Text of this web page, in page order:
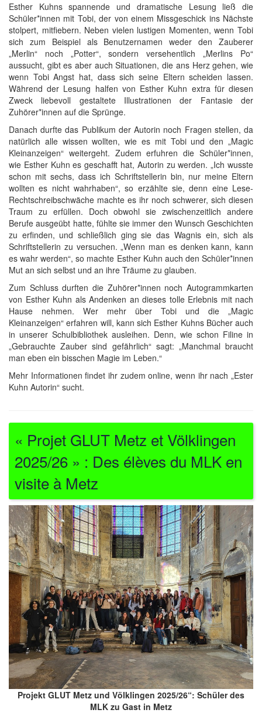
Esther Kuhns spannende und dramatische Lesung ließ die
Schüler*innen mit Tobi, der von einem Missgeschick ins Nächste
stolpert, mitfiebern. Neben vielen lustigen Momenten, wenn Tobi
sich zum Beispiel als Benutzernamen weder den Zauberer
„Merlin“ noch „Potter“, sondern versehentlich „Merlins Po“
aussucht, gibt es aber auch Situationen, die ans Herz gehen, wie
wenn Tobi Angst hat, dass sich seine Eltern scheiden lassen.
Während der Lesung halfen von Esther Kuhn extra für diesen
Zweck liebevoll gestaltete Illustrationen der Fantasie der
Zuhörer*innen auf die Sprünge.
Danach durfte das Publikum der Autorin noch Fragen stellen, da
natürlich alle wissen wollten, wie es mit Tobi und den „Magic
Kleinanzeigen“ weitergeht. Zudem erfuhren die Schüler*innen,
wie Esther Kuhn es geschafft hat, Autorin zu werden. „Ich wusste
schon mit sechs, dass ich Schriftstellerin bin, nur meine Eltern
wollten es nicht wahrhaben“, so erzählte sie, denn eine Lese-
Rechtschreibschwäche machte es ihr noch schwerer, sich diesen
Traum zu erfüllen. Doch obwohl sie zwischenzeitlich andere
Berufe ausgeübt hatte, fühlte sie immer den Wunsch Geschichten
zu erfinden, und schließlich ging sie das Wagnis ein, sich als
Schriftstellerin zu versuchen. „Wenn man es denken kann, kann
es wahr werden“, so machte Esther Kuhn auch den Schüler*innen
Mut an sich selbst und an ihre Träume zu glauben.
Zum Schluss durften die Zuhörer*innen noch Autogrammkarten
von Esther Kuhn als Andenken an dieses tolle Erlebnis mit nach
Hause nehmen. Wer mehr über Tobi und die „Magic
Kleinanzeigen“ erfahren will, kann sich Esther Kuhns Bücher auch
in unserer Schulbibliothek ausleihen. Denn, wie schon Filine in
„Gebrauchte Zauber sind gefährlich“ sagt: „Manchmal braucht
man eben ein bisschen Magie im Leben.“
Mehr Informationen findet ihr zudem online, wenn ihr nach „Ester
Kuhn Autorin“ sucht.
« Projet GLUT Metz et Völklingen
2025/26 » : Des élèves du MLK en
visite à Metz
Projekt GLUT Metz und Völklingen 2025/26“: Schüler des
MLK zu Gast in Metz